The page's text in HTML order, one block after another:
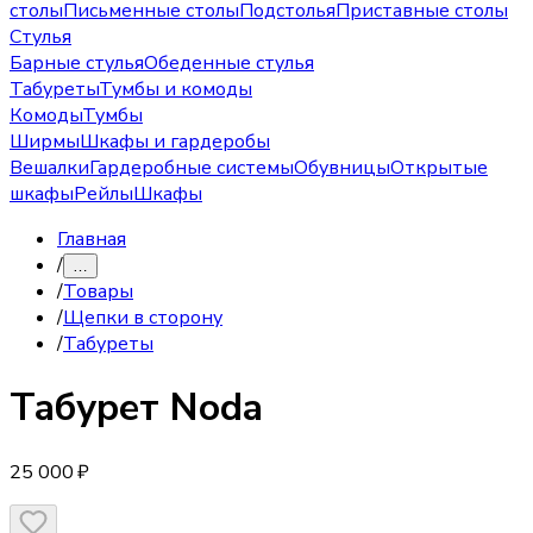
столыПисьменные столыПодстольяПриставные столы
Стулья
Барные стульяОбеденные стулья
ТабуретыТумбы и комоды
КомодыТумбы
ШирмыШкафы и гардеробы
ВешалкиГардеробные системыОбувницыОткрытые
шкафыРейлыШкафы
Главная
/ …
/Товары
/Щепки в сторону
/Табуреты
Табурет Noda
25 000 ₽